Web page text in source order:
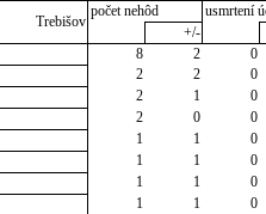
Trebišov
počet nehôd
usmrtení
+/-
8 2
0
2 2
0
2 1
0
2 0
0
1 1
0
1 1
0
1 1
0
1 1
0